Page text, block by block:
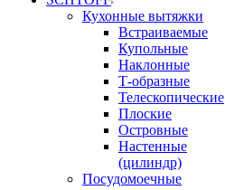
Кухонные вытяжки
Встраиваемые
Купольные
Наклонные
Т-образные
Телескопические
Плоские
Островные
Настенные
(цилиндр)
Посудомоечные